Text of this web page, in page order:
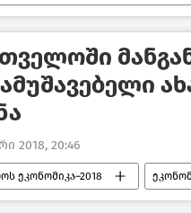
2018, 20:46
ეკონომიკა–2018